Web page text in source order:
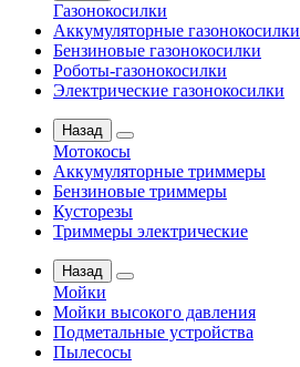
Газонокосилки
Аккумуляторные газонокосилки
Бензиновые газонокосилки
Роботы-газонокосилки
Электрические газонокосилки
Назад
Мотокосы
Аккумуляторные триммеры
Бензиновые триммеры
Кусторезы
Триммеры электрические
Назад
Мойки
Мойки высокого давления
Подметальные устройства
Пылесосы